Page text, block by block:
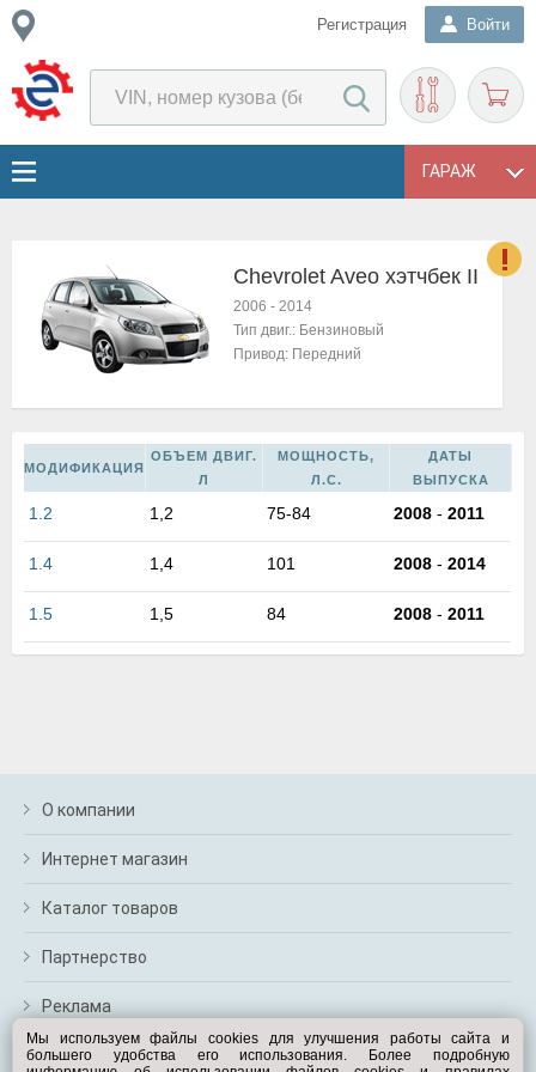
Регистрация Войти
ГАРАЖ
Chevrolet Aveo хэтчбек II
2006 - 2014
Тип двиг.: Бензиновый
Привод: Передний
МОДИФИКАЦИЯ
ОБЪЕМ ДВИГ.
Л
МОЩНОСТЬ,
Л.С.
ДАТЫ
ВЫПУСКА
1.2 1,2 75-84 2008 - 2011
1.4 1,4 101 2008 - 2014
1.5 1,5 84 2008 - 2011
О компании
Интернет магазин
Каталог товаров
Партнерство
Реклама
Перейти на полную версию
Мы используем файлы cookies для улучшения работы сайта и
большего удобства его использования. Более подробную